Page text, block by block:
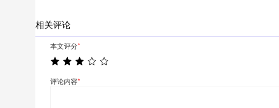
相关评论
本文评分*
评论内容*